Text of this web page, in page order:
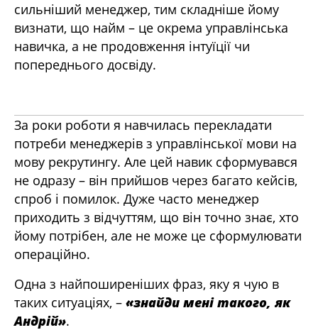
сильніший менеджер, тим складніше йому
визнати, що найм – це окрема управлінська
навичка, а не продовження інтуїції чи
попереднього досвіду.
За роки роботи я навчилась перекладати
потреби менеджерів з управлінської мови на
мову рекрутингу. Але цей навик сформувався
не одразу – він прийшов через багато кейсів,
спроб і помилок. Дуже часто менеджер
приходить з відчуттям, що він точно знає, хто
йому потрібен, але не може це сформулювати
операційно.
Одна з найпоширеніших фраз, яку я чую в
таких ситуаціях, – «знайди мені такого, як
Андрій».